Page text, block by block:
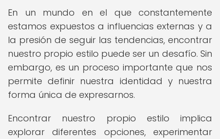
En un mundo en el que constantemente
estamos expuestos a influencias externas y a
la presión de seguir las tendencias, encontrar
nuestro propio estilo puede ser un desafío. Sin
embargo, es un proceso importante que nos
permite definir nuestra identidad y nuestra
forma única de expresarnos.
Encontrar nuestro propio estilo implica
explorar diferentes opciones, experimentar